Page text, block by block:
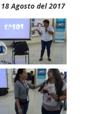
Agosto del 2017